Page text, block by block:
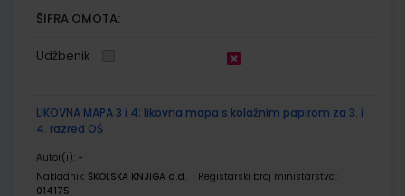
ŠIFRA OMOTA:
Udžbenik
LIKOVNA MAPA 3 i 4; likovna mapa s kolažnim papirom za 3. i
4. razred OŠ
Autor(i): -
Nakladnik: ŠKOLSKA KNJIGA d.d.
Registarski broj ministarstva:
014175